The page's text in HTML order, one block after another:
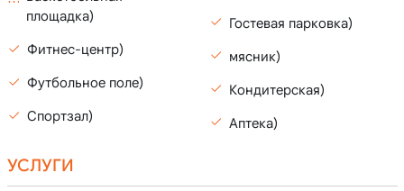
площадка)
Фитнес-центр)
Футбольное поле)
Спортзал)
Гостевая парковка)
мясник)
Кондитерская)
Аптека)
УСЛУГИ